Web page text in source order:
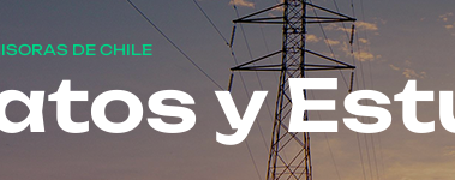
DE CHILE
y